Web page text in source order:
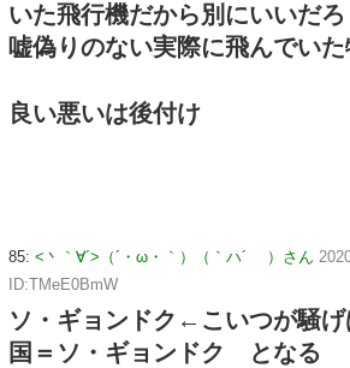
いた飛行機だから別にいいだろ
嘘偽りのない実際に飛んでい
良い悪いは後付け
85: <丶｀∀´>（´・ω・｀）（｀ハ´ ）さん
ID:TMeE0BmW
ソ・ギョンドク←こいつが騒
国＝ソ・ギョンドク となる